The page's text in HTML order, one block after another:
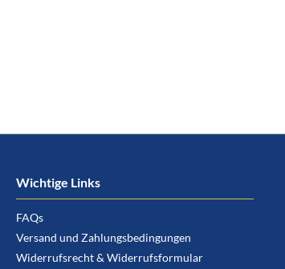
Wichtige Links
FAQs
Versand und Zahlungsbedingungen
Widerrufsrecht & Widerrufsformular